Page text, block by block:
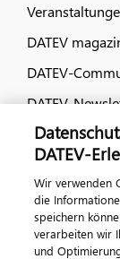
DATEV
DATEV-
DATEV-
DATEV-
Wir verwenden
die
speichern
verarbeiten wir
und